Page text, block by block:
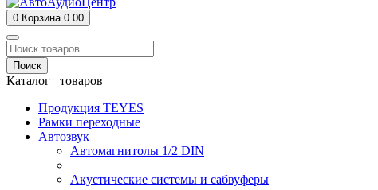
0 Корзина 0.00
Поиск
Каталог товаров
Продукция TEYES
Рамки переходные
Автозвук
Автомагнитолы 1/2 DIN
Акустические системы и сабвуферы